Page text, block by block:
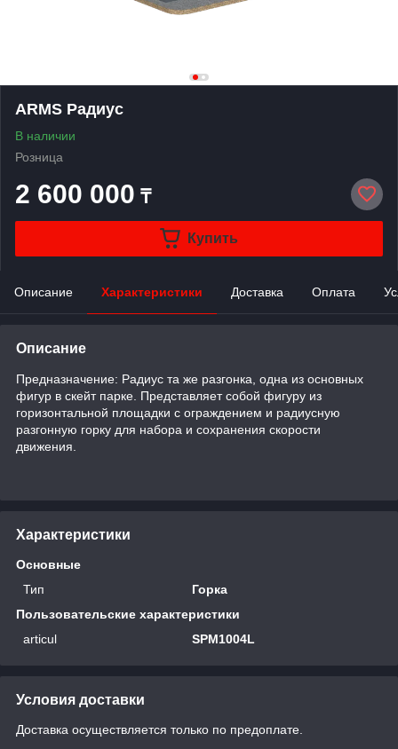
ARMS Радиус
В наличии
Розница
2 600 000 ₸
Купить
Описание Характеристики Доставка Оплата
Описание
Предназначение: Радиус та же разгонка, одна из основных
фигур в скейт парке. Представляет собой фигуру из
горизонтальной площадки с ограждением и радиусную
разгонную горку для набора и сохранения скорости
движения.
Характеристики
Основные
Тип
Горка
Пользовательские характеристики
articul
SPM1004L
Условия доставки
Доставка осуществляется только по предоплате.